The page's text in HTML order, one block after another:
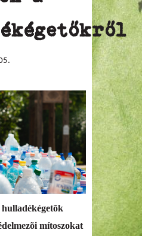
hulladékégetõk
mítoszokat